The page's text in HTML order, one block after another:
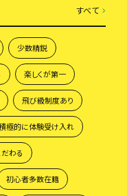
すべて
少数精鋭
楽しくが第一
飛び級制度あり
極的に体験受け入れ
わる
初心者多数在籍